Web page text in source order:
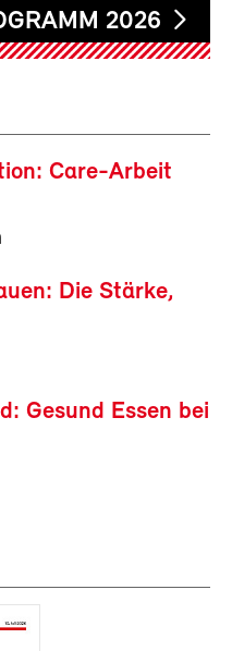
2026
Care-Arbeit
Die Stärke,
Gesund Essen bei